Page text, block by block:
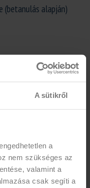
A sütikről
a
nem szükséges az
valamint a
csak segíti a
(betanulás alapján)
rád a bolt
kereskedelmi
(tudunk